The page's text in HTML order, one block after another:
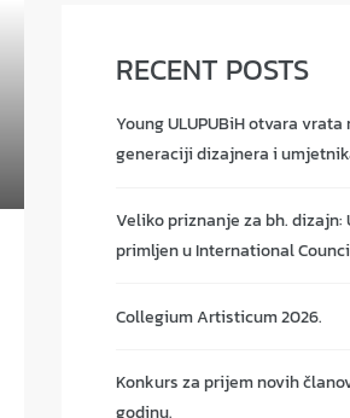
RECENT POSTS
Young ULUPUBiH otvara vrata
generaciji dizajnera i
Veliko priznanje za bh. dizajn:
primljen u International
Collegium Artisticum 2026.
Konkurs za prijem novih